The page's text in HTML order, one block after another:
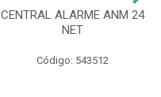
CENTRAL ALARME ANM 24
NET
Código: 543512